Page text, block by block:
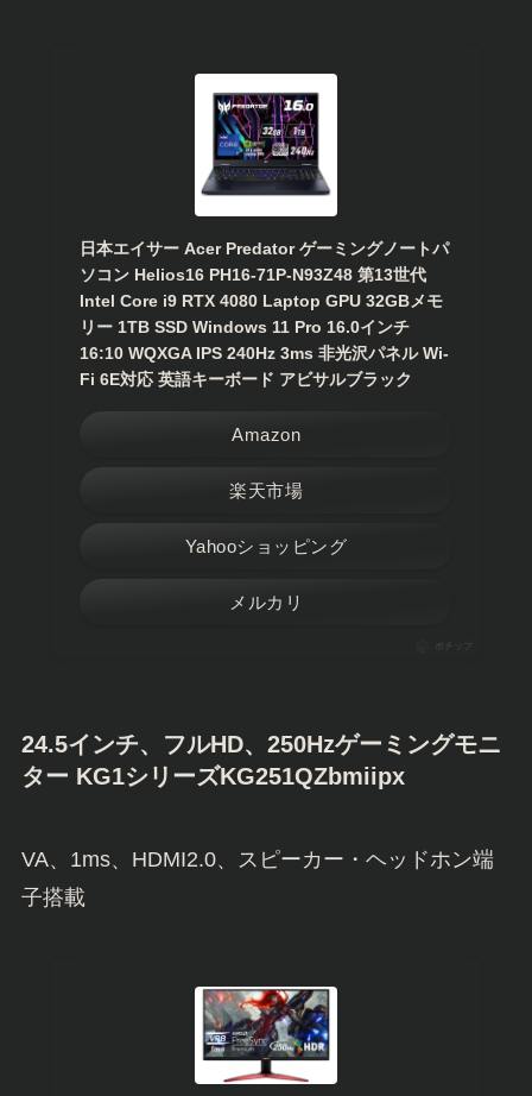
日本エイサー Acer Predator ゲーミングノートパ
ソコン Helios16 PH16-71P-N93Z48 第13世代
Intel Core i9 RTX 4080 Laptop GPU 32GBメモ
リー 1TB SSD Windows 11 Pro 16.0インチ
16:10 WQXGA IPS 240Hz 3ms 非光沢パネル Wi-
Fi 6E対応 英語キーボード アビサルブラック
Amazon
楽天市場
Yahooショッピング
メルカリ
ポチップ
24.5インチ、フルHD、250Hzゲーミングモニ
ター KG1シリーズKG251QZbmiipx
VA、1ms、HDMI2.0、スピーカー・ヘッドホン端
子搭載